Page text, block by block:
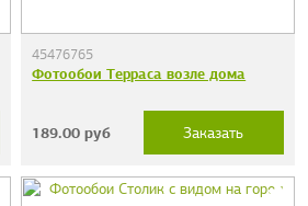
45476765
Фотообои Терраса возле дома
189.00 руб Заказать